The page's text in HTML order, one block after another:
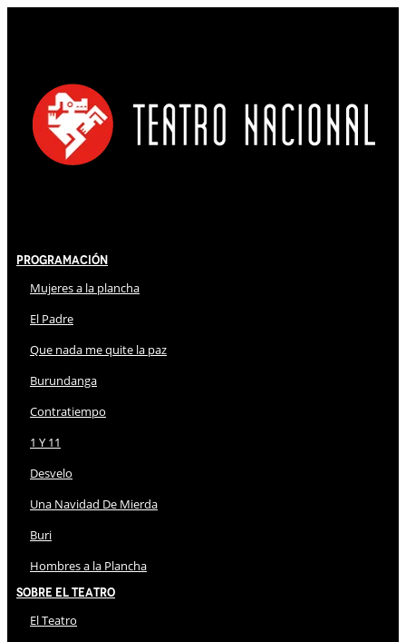
Programación
Mujeres a la plancha
El Padre
Que nada me quite la paz
Burundanga
Contratiempo
1 Y 11
Desvelo
Una Navidad De Mierda
Buri
Hombres a la Plancha
Sobre El Teatro
El Teatro